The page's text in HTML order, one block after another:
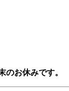
お休みです。